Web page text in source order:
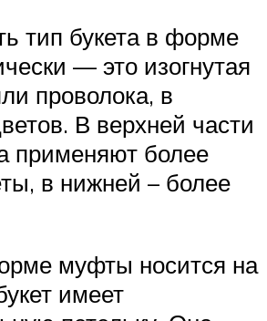
тип букета в форме
— это изогнутая
проволока, в
В верхней части
применяют более
в нижней – более
муфты носится на
имеет